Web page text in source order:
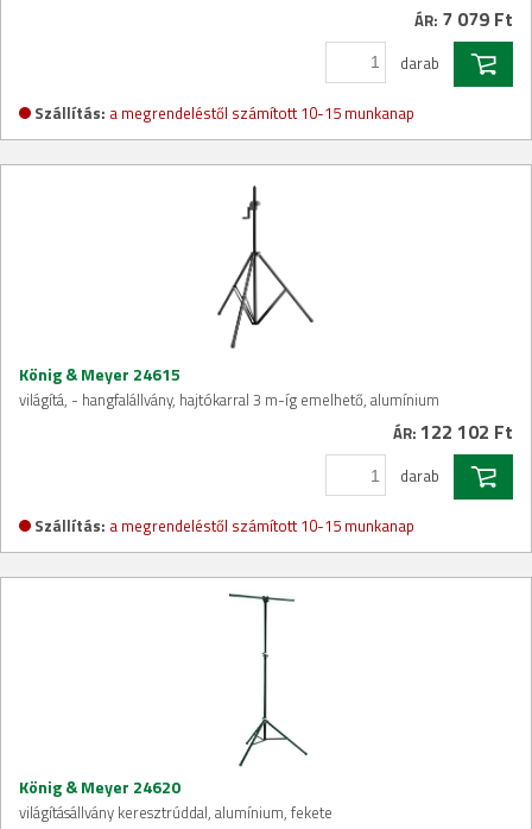
ÁR: 7 079 Ft
darab
Szállítás: a megrendeléstől számított 10-15 munkanap
König & Meyer 24615
világítá, - hangfalállvány, hajtókarral 3 m-íg emelhető, alumínium
ÁR: 122 102 Ft
darab
Szállítás: a megrendeléstől számított 10-15 munkanap
König & Meyer 24620
világításállvány keresztrúddal, alumínium, fekete